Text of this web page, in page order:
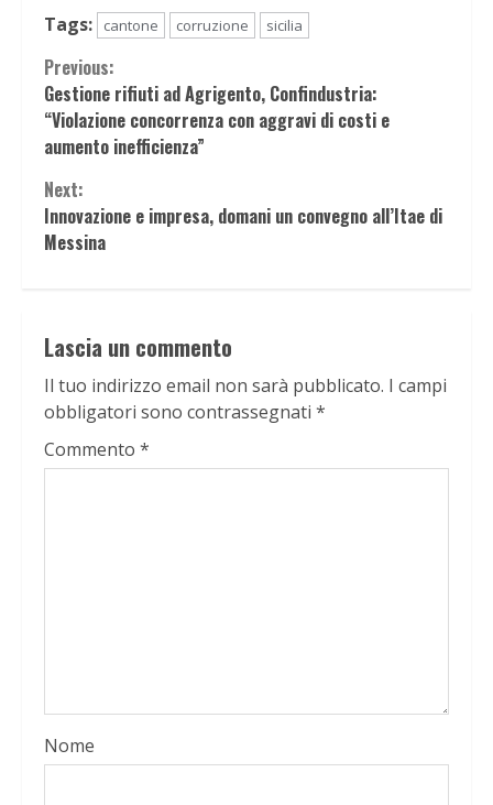
Tags:
cantone corruzione sicilia
Continue
Reading
Previous:
Gestione rifiuti ad Agrigento, Confindustria:
“Violazione concorrenza con aggravi di costi e
aumento inefficienza”
Next:
Innovazione e impresa, domani un convegno all’Itae di
Messina
Lascia un commento
Il tuo indirizzo email non sarà pubblicato. I campi
obbligatori sono contrassegnati *
Commento *
Nome